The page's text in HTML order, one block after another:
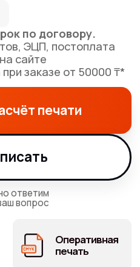
Оперативная
Бесплатная
доставка*